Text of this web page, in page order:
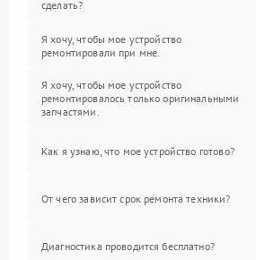
сделать?
Я хочу, чтобы мое устройство
ремонтировали при мне.
Я хочу, чтобы мое устройство
ремонтировалось только оригинальными
запчастями.
Как я узнаю, что мое устройство готово?
От чего зависит срок ремонта техники?
Диагностика проводится бесплатно?